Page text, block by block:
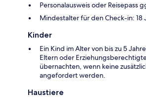
Personalausweis oder Reisepass
Mindestalter für den Check-in: 18
Kinder
Ein Kind im Alter von bis zu 5
Eltern oder
übernachten, wenn keine
angefordert werden.
Haustiere